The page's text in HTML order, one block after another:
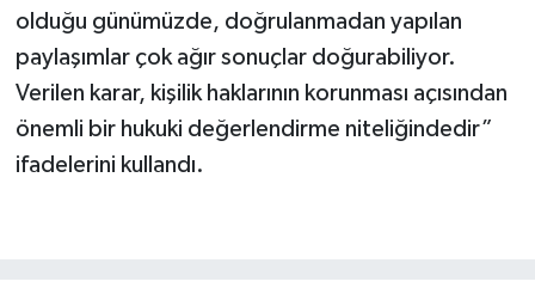
olduğu günümüzde, doğrulanmadan yapılan
paylaşımlar çok ağır sonuçlar doğurabiliyor.
Verilen karar, kişilik haklarının korunması açısından
önemli bir hukuki değerlendirme niteliğindedir”
ifadelerini kullandı.